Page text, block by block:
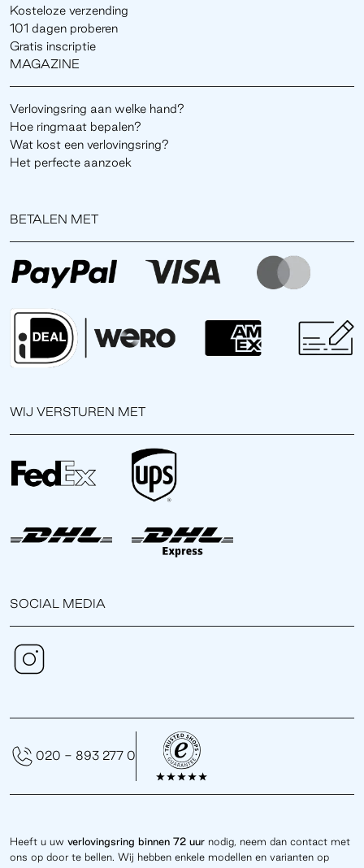
Kosteloze verzending
101 dagen proberen
Gratis inscriptie
MAGAZINE
Verlovingsring aan welke hand?
Hoe ringmaat bepalen?
Wat kost een verlovingsring?
Het perfecte aanzoek
BETALEN MET
WIJ VERSTUREN MET
SOCIAL MEDIA
Heeft u uw verlovingsring binnen 72 uur nodig, neem dan contact met
ons op door te bellen. Wij hebben enkele modellen en varianten op
020 - 893 277 0